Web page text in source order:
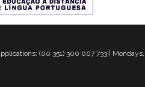
(00 351) 300 007 733 |